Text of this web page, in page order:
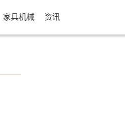
家具机械 资讯